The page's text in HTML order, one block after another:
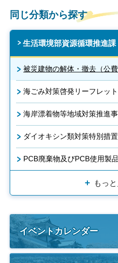
同じ分類から探す
生活環境部資源循環推進課
被災建物の解体・撤去（公
海ごみ対策啓発リーフレッ
海岸漂着物等地域対策推進
ダイオキシン類対策特別措
PCB廃棄物及びPCB使用製
もっ
イベントカレンダー